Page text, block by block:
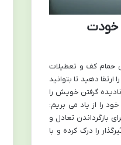
خودت
حمام کف و تعطیلات
دهید تا بتوانید
گرفتن خویش را
را از یاد می بریم:
بازگرداندن تعادل و
را درک کرده و با